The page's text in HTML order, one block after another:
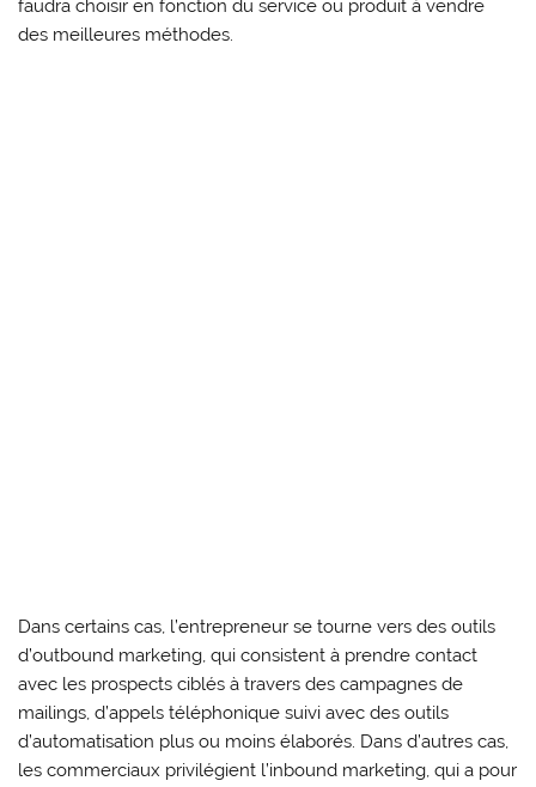
faudra choisir en fonction du service ou produit à vendre
des meilleures méthodes.
Dans certains cas, l’entrepreneur se tourne vers des outils
d’outbound marketing, qui consistent à prendre contact
avec les prospects ciblés à travers des campagnes de
mailings, d’appels téléphonique suivi avec des outils
d’automatisation plus ou moins élaborés. Dans d’autres cas,
les commerciaux privilégient l’inbound marketing, qui a pour